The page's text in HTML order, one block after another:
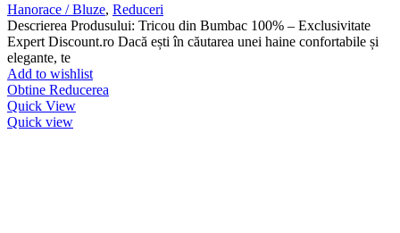
Hanorace / Bluze, Reduceri
Descrierea Produsului: Tricou din Bumbac 100% – Exclusivitate
Expert Discount.ro Dacă ești în căutarea unei haine confortabile și
elegante, te
Add to wishlist
Obtine Reducerea
Quick View
Quick view